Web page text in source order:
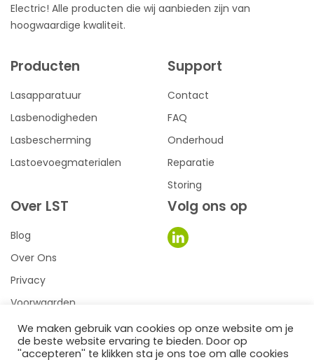
Electric! Alle producten die wij aanbieden zijn van
hoogwaardige kwaliteit.
Producten
Lasapparatuur
Lasbenodigheden
Lasbescherming
Lastoevoegmaterialen
Support
Contact
FAQ
Onderhoud
Reparatie
Storing
Over LST
Blog
Over Ons
Privacy
Voorwaarden
Volg ons op
een we make it website
We maken gebruik van cookies op onze website om je
de beste website ervaring te bieden. Door op
''accepteren'' te klikken sta je ons toe om alle cookies